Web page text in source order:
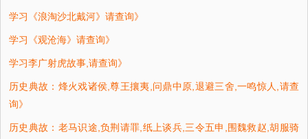
学习《浪淘沙北戴河》请查询》
学习《观沧海》请查询》
学习李广射虎故事,请查询》
历史典故：烽火戏诸侯,尊王攘夷,问鼎中原,退避三舍,一鸣惊人,请查
询》
历史典故：老马识途,负荆请罪,纸上谈兵,三令五申,围魏救赵,胡服骑